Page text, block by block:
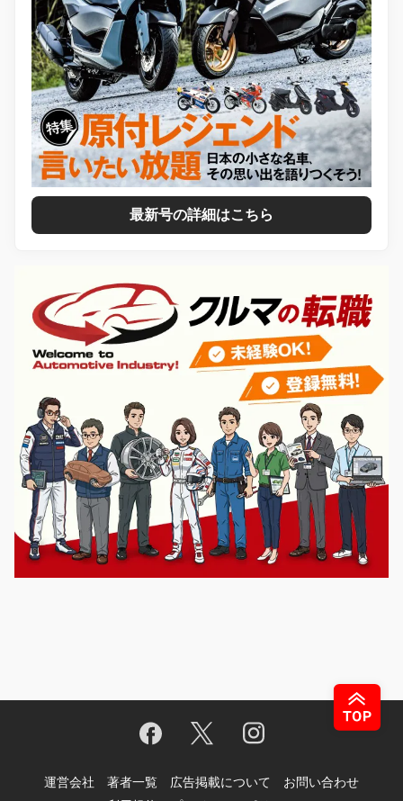
最新号の詳細はこちら
運営会社 著者一覧 広告掲載について
お問い合わせ